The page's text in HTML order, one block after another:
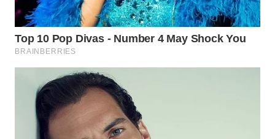
WN
TANGERANG
WN
BINJAI
WN
CIREBON